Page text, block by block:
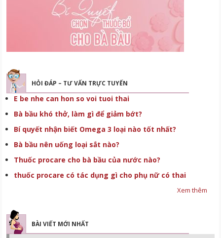
HỎI ĐÁP – TƯ VẤN TRỰC TUYẾN
E be nhe can hon so voi tuoi thai
Bà bầu khó thở, làm gì để giảm bớt?
Bí quyết nhận biết Omega 3 loại nào tốt nhất?
Bà bầu nên uống loại sắt nào?
Thuốc procare cho bà bầu của nước nào?
thuốc procare có tác dụng gì cho phụ nữ có thai
Xem thêm
BÀI VIẾT MỚI NHẤT